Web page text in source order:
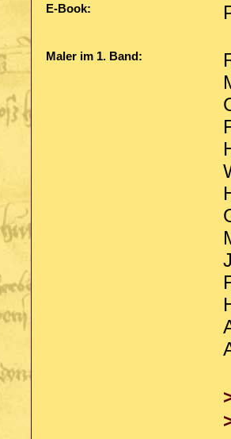
E-Book:
Maler im 1. Band: